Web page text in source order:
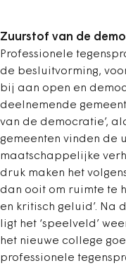
Zuurstof van de
Professionele
de besluitvorming,
bij aan open en
deelnemende
van de democratie’,
gemeenten vinden de
maatschappelijke
druk maken het
dan ooit om ruimte te
en kritisch geluid’. Na
ligt het ‘speelveld’
het nieuwe college
professionele